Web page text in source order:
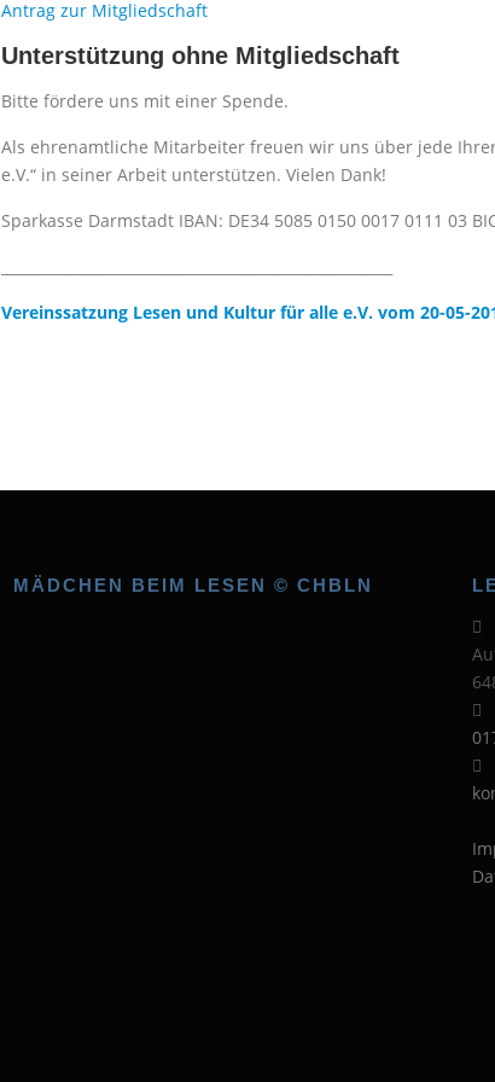
Antrag zur Mitgliedschaft
Unterstützung ohne Mitgliedschaft
Bitte fördere uns mit einer Spende.
Als ehrenamtliche Mitarbeiter freuen wir uns über jede
e.V.“ in seiner Arbeit unterstützen. Vielen Dank!
Sparkasse Darmstadt IBAN: DE34 5085 0150 0017 0111 03
Vereinssatzung Lesen und Kultur für alle e.V. vom 20-05-
MÄDCHEN BEIM LESEN © CHBLN